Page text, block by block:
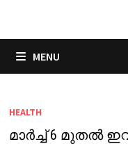
MENU
HEALTH
മാർച്ച് 6 മുതൽ